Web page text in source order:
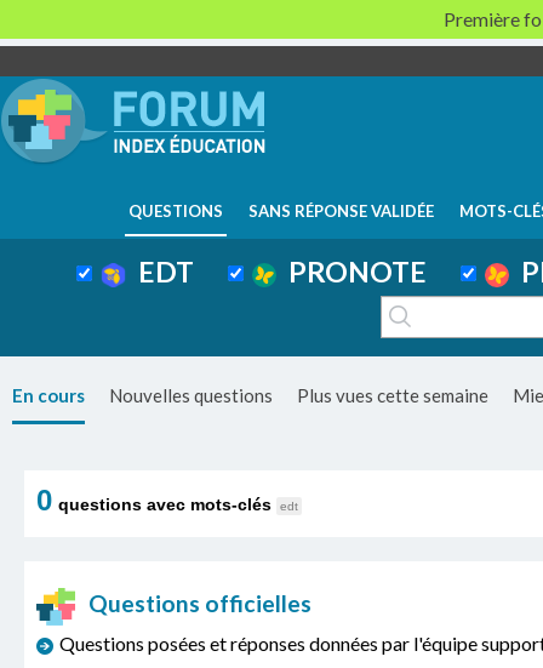
QUESTIONS SANS RÉPONSE VALIDÉE MOTS-
EDT PRONOTE
En cours Nouvelles questions Plus vues cette semaine
0 questions avec mots-clés edt
Questions officielles
Questions posées et réponses données par l'équipe
Première